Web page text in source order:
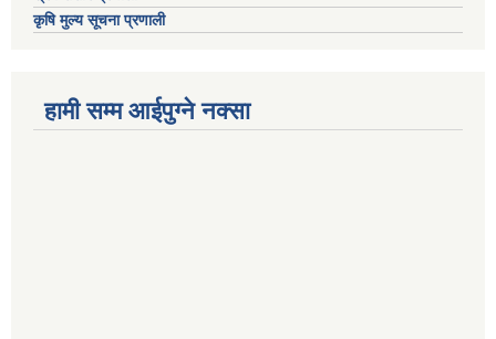
कृषि मुल्य सूचना प्रणाली
हामी सम्म आईपुग्ने नक्सा